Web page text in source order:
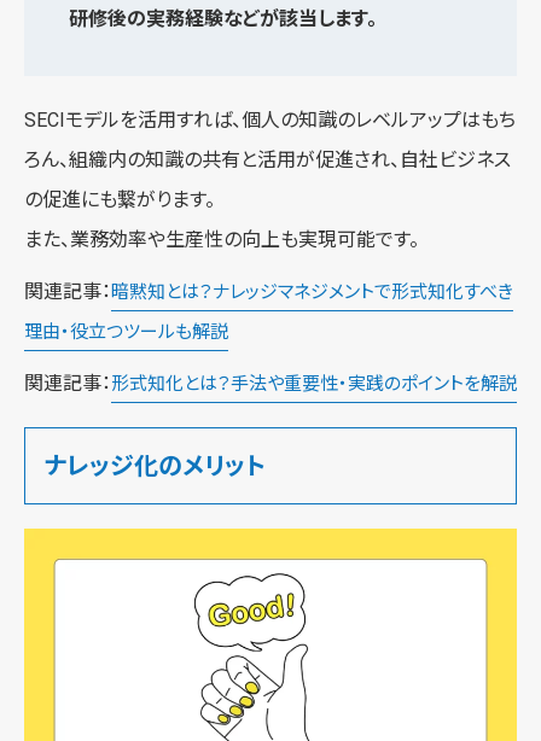
研修後の実務経験などが該当します。
SECIモデルを活用すれば、個人の知識のレベルアップはもち
ろん、組織内の知識の共有と活用が促進され、自社ビジネス
の促進にも繋がります。
また、業務効率や生産性の向上も実現可能です。
関連記事：暗黙知とは？ナレッジマネジメントで形式知化すべき
理由・役立つツールも解説
関連記事： 形式知化とは？手法や重要性・実践のポイントを解説
ナレッジ化のメリット